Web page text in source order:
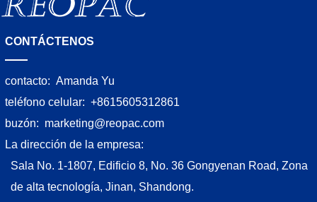
CONTÁCTENOS
contacto: Amanda Yu
teléfono celular: +8615605312861
buzón: marketing@reopac.com
La dirección de la empresa:
Sala No. 1-1807, Edificio 8, No. 36 Gongyenan Road, Zona
de alta tecnología, Jinan, Shandong.